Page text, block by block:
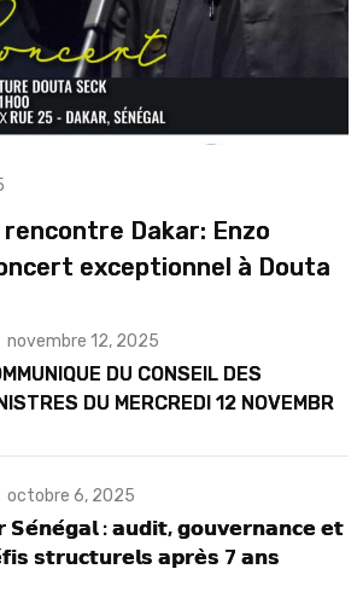
rencontre Dakar: Enzo
exceptionnel à Douta
novembre 12, 2025
DU CONSEIL DES
DU MERCREDI 12 NOVEMBRE
octobre 6, 2025
𝗦𝗲́𝗻𝗲́𝗴𝗮𝗹 : 𝗮𝘂𝗱𝗶𝘁, 𝗴𝗼𝘂𝘃𝗲𝗿𝗻𝗮𝗻𝗰𝗲 𝗲𝘁
𝘀𝘁𝗿𝘂𝗰𝘁𝘂𝗿𝗲𝗹𝘀 𝗮𝗽𝗿𝗲̀𝘀 7 𝗮𝗻𝘀